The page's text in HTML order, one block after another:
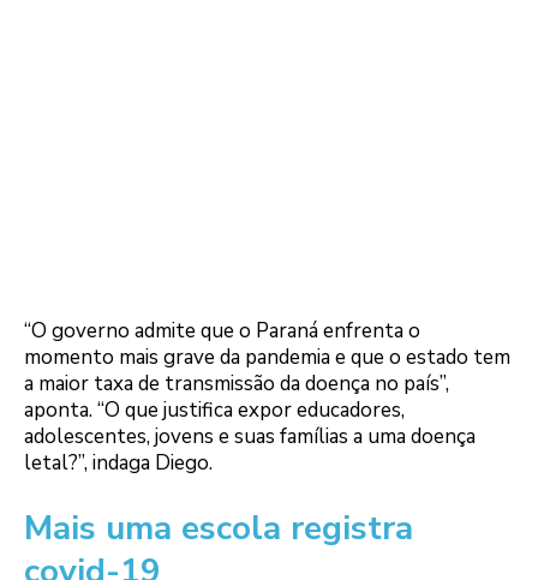
“O governo admite que o Paraná enfrenta o
momento mais grave da pandemia e que o estado tem
a maior taxa de transmissão da doença no país”,
aponta. “O que justifica expor educadores,
adolescentes, jovens e suas famílias a uma doença
letal?”, indaga Diego.
Mais uma escola registra